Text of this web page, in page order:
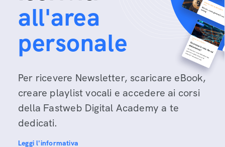
all'area
personale
Per ricevere Newsletter, scaricare eBook,
creare playlist vocali e accedere ai corsi
della Fastweb Digital Academy a te
dedicati.
Leggi l'informativa